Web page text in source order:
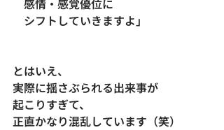
感情・感覚優位に
シフトしていきますよ」
とはいえ、
実際に揺さぶられる出来事が
起こりすぎて、
正直かなり混乱しています（笑）